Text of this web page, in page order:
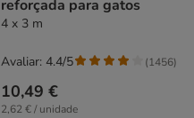
reforçada para gatos
4 x 3 m
10,49 €
2,62 € / unidade
Avaliar: 4.4/5 (1456)